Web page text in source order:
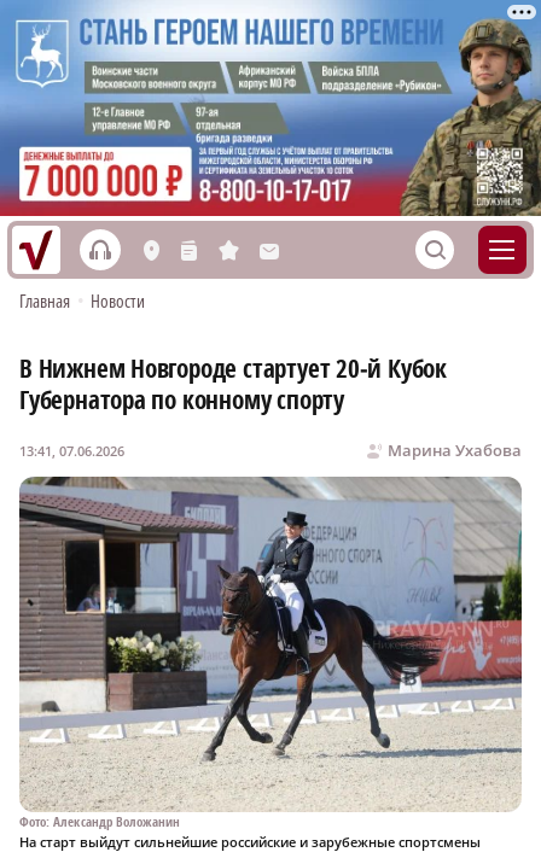
h L n s M S
Главная • Новости
В Нижнем Новгороде стартует 20‑й Кубок
Губернатора по конному спорту
Марина Ухабова
13:41, 07.06.2026
Фото: Александр Воложанин
На старт выйдут сильнейшие российские и зарубежные спортсмены